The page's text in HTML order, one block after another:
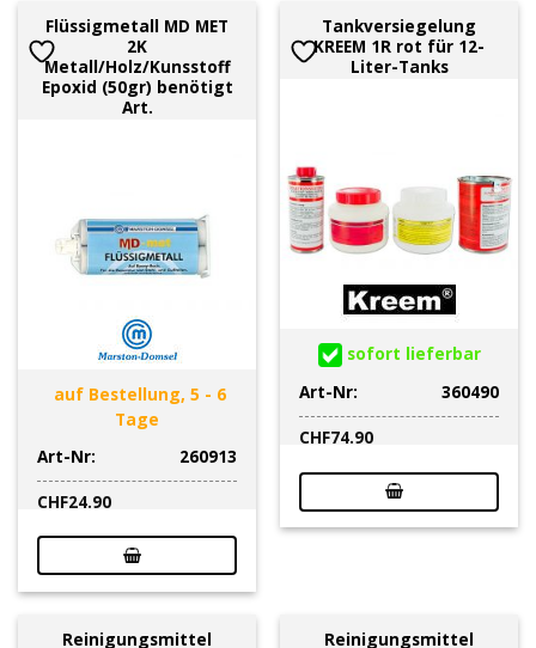
Flüssigmetall MD MET
2K
Metall/Holz/Kunsstoff
Epoxid (50gr) benötigt
Art.
auf Bestellung, 5 - 6
Tage
Art-Nr:
260913
CHF24.90
Tankversiegelung
KREEM 1R rot für 12-
Liter-Tanks
sofort lieferbar
Art-Nr:
360490
CHF74.90
Reinigungsmittel
Reinigungsmittel